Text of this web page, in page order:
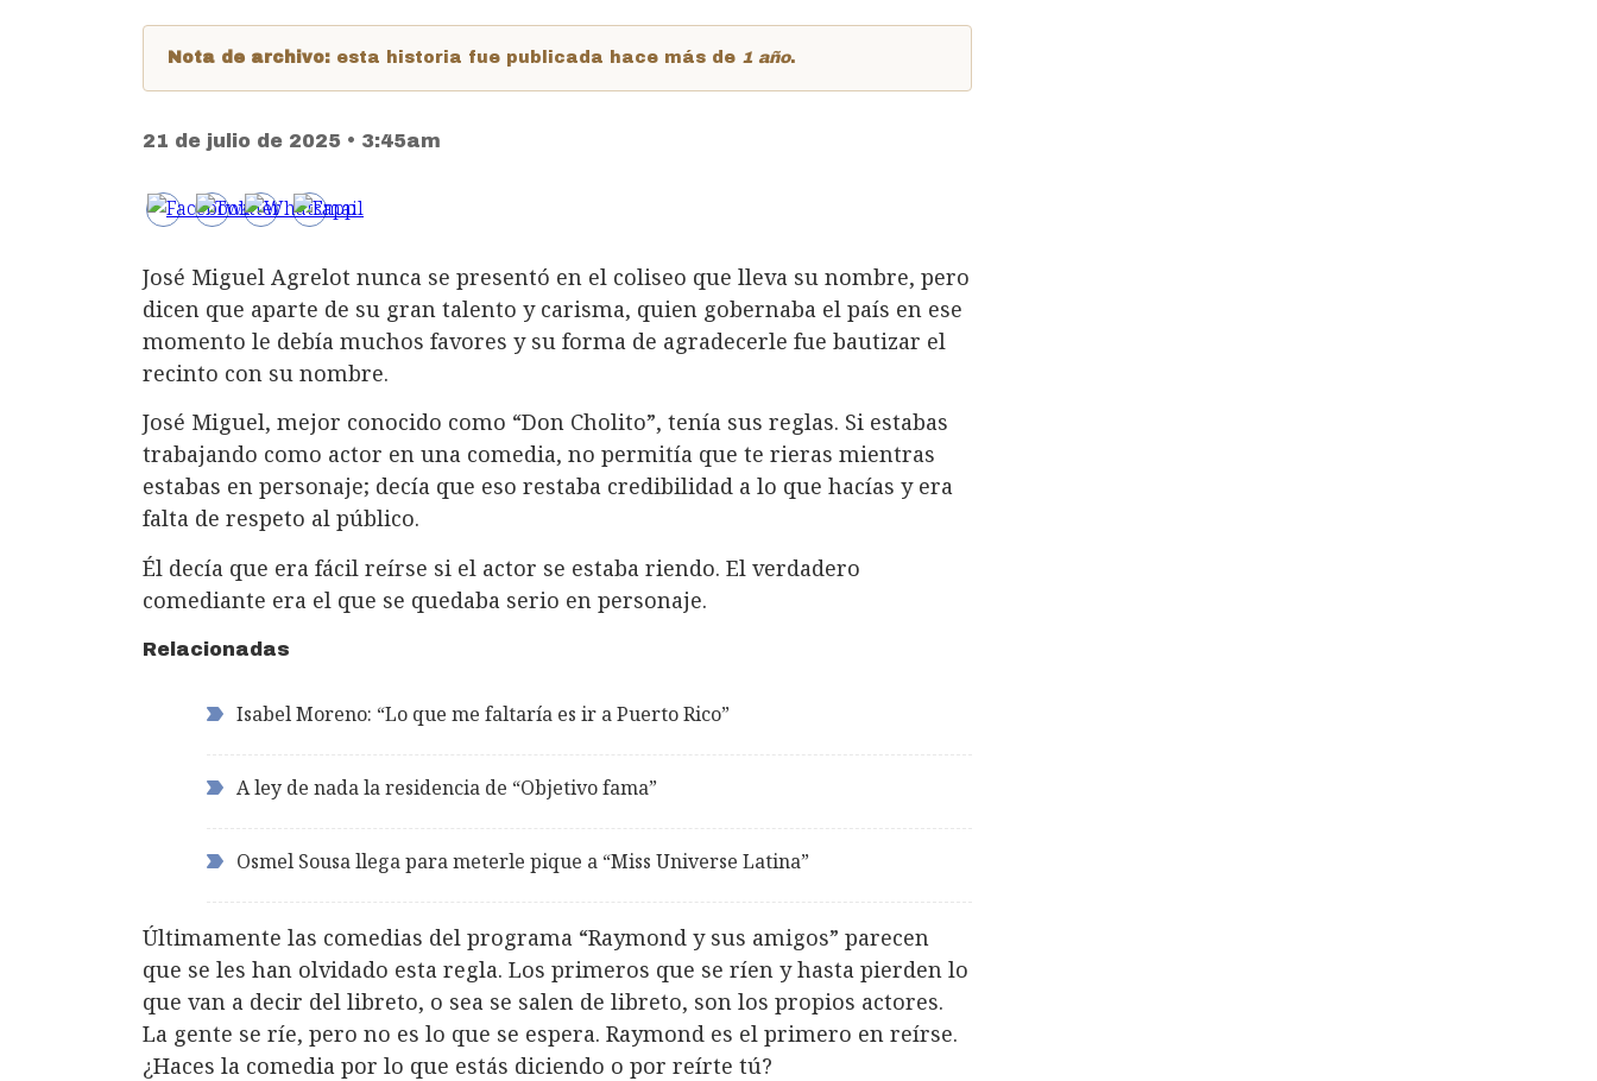
Nota de archivo: esta historia fue publicada hace más de 1 año.
21 de julio de 2025 • 3:45am
José Miguel Agrelot nunca se presentó en el coliseo que lleva su nombre, pero
dicen que aparte de su gran talento y carisma, quien gobernaba el país en ese
momento le debía muchos favores y su forma de agradecerle fue bautizar el
recinto con su nombre.
José Miguel, mejor conocido como “Don Cholito”, tenía sus reglas. Si estabas
trabajando como actor en una comedia, no permitía que te rieras mientras
estabas en personaje; decía que eso restaba credibilidad a lo que hacías y era
falta de respeto al público.
Él decía que era fácil reírse si el actor se estaba riendo. El verdadero
comediante era el que se quedaba serio en personaje.
Relacionadas
Isabel Moreno: “Lo que me faltaría es ir a Puerto Rico”
A ley de nada la residencia de “Objetivo fama”
Osmel Sousa llega para meterle pique a “Miss Universe Latina”
Últimamente las comedias del programa “Raymond y sus amigos” parecen
que se les han olvidado esta regla. Los primeros que se ríen y hasta pierden lo
que van a decir del libreto, o sea se salen de libreto, son los propios actores.
La gente se ríe, pero no es lo que se espera. Raymond es el primero en reírse.
¿Haces la comedia por lo que estás diciendo o por reírte tú?